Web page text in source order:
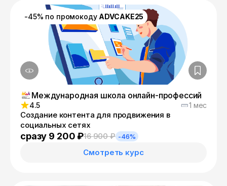
-45% по промокоду ADVCAKE25
Международная школа онлайн-профессий
4.5 1 мес
Создание контента для продвижения в
социальных сетях
сразу 9 200 ₽16 900 ₽ -46%
Смотреть курс